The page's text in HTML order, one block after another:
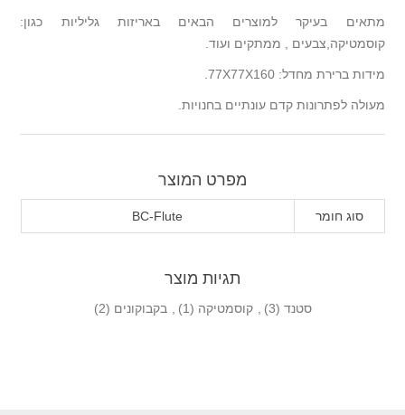
מתאים בעיקר למוצרים הבאים באריזות גליליות כגון:
קוסמטיקה,צבעים , ממתקים ועוד.
מידות ברירת מחדל: 77X77X160.
מעולה לפתרונות קדם עונתיים בחנויות.
מפרט המוצר
סוג חומר BC-Flute
תגיות מוצר
סטנד (3) קוסמטיקה (1) בקבוקונים (2)